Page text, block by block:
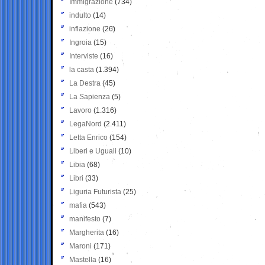
Immigrazione (734)
indulto (14)
inflazione (26)
Ingroia (15)
Interviste (16)
la casta (1.394)
La Destra (45)
La Sapienza (5)
Lavoro (1.316)
LegaNord (2.411)
Letta Enrico (154)
Liberi e Uguali (10)
Libia (68)
Libri (33)
Liguria Futurista (25)
mafia (543)
manifesto (7)
Margherita (16)
Maroni (171)
Mastella (16)